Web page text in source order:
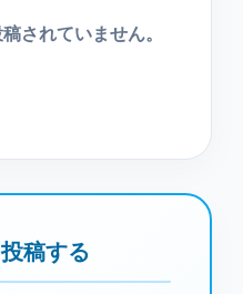
されていません。
稿する